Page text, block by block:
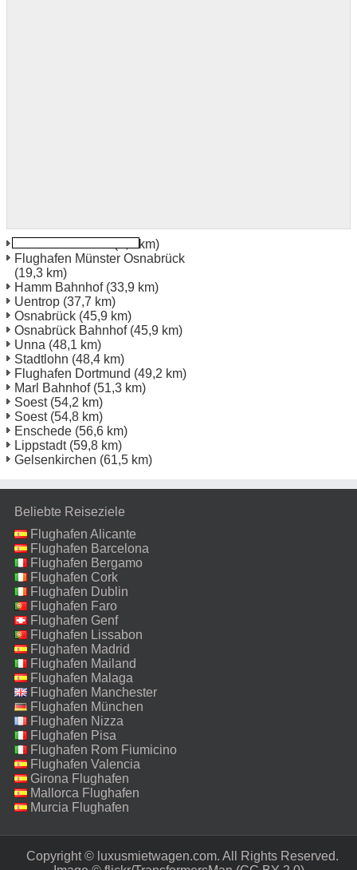
(1,2 km)
Flughafen Münster Osnabrück
(19,3 km)
Hamm Bahnhof(33,9 km)
Uentrop (37,7 km)
Osnabrück (45,9 km)
Osnabrück Bahnhof(45,9 km)
Unna (48,1 km)
Stadtlohn (48,4 km)
Flughafen Dortmund (49,2 km)
Marl Bahnhof(51,3 km)
Soest(54,2 km)
Soest(54,8 km)
Enschede (56,6 km)
Lippstadt(59,8 km)
Gelsenkirchen (61,5 km)
Beliebte Reiseziele
Flughafen Alicante
Flughafen Barcelona
Flughafen Bergamo
Flughafen Cork
Flughafen Dublin
Flughafen Faro
Flughafen Genf
Flughafen Lissabon
Flughafen Madrid
Flughafen Mailand
Malpensa
Flughafen Malaga
Flughafen Manchester
Flughafen München
Flughafen Nizza
Flughafen Pisa
Flughafen Rom Fiumicino
Flughafen Valencia
Girona Flughafen
Mallorca Flughafen
Murcia Flughafen
Copyright © luxusmietwagen.com. All Rights Reserved.‎